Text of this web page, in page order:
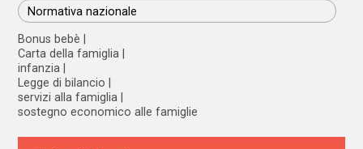
Normativa nazionale
Bonus bebè
Carta della famiglia
infanzia
Legge di bilancio
servizi alla famiglia
sostegno economico alle famiglie